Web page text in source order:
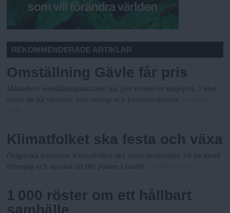
REKOMMENDERADE ARTIKLAR
Omställning Gävle får pris
Månadens omställningsinitiativ har just vunnit ett miljöpris. I höst
satsar de på visioner, mat, energi och kommunikation.
Klimatfolket ska festa och växa
Östgötska initiativet Klimatfolket ska starta festkvällar, bli en ideell
förening och spridas till fler platser i landet.
1 000 röster om ett hållbart
samhälle